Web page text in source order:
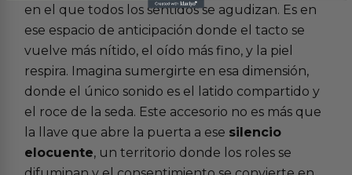
en el que todos los sentidos se agudizan. Es en
ese espacio de anticipación donde el tacto se
vuelve más nítido, el oído más fino, y la piel
respira. Imagina sumergirte en esa dimensión,
donde el único sonido es el latido compartido y
el roce de la seda. Este accesorio no es más que
la llave que abre la puerta a ese silencio
elocuente, un territorio donde los roles se